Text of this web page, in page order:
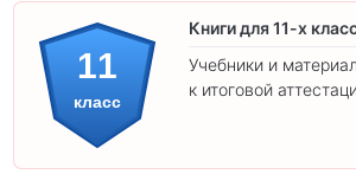
11
класс
Книги для 11-х
Учебники и
к итоговой